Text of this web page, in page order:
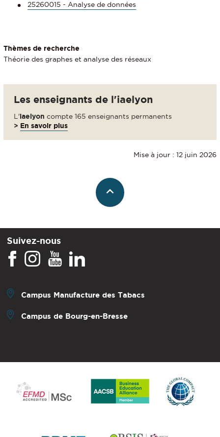
25260015 - Analyse de données
Thèmes de recherche
Théorie des graphes et analyse des réseaux
Les enseignants de l'iaelyon
L'iaelyon compte 165 enseignants permanents
> En savoir plus
Mise à jour : 12 juin 2026
Suivez-nous
Campus Manufacture des Tabacs
Campus de Bourg-en-Bresse